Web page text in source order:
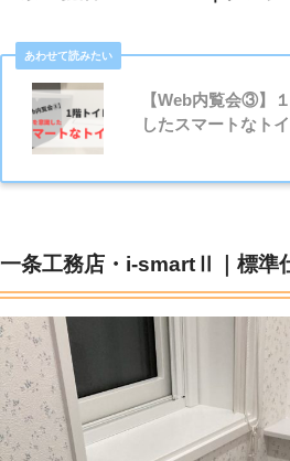
【Web内覧会③】
したスマートなト
一条工務店・i-smartⅡ｜標準